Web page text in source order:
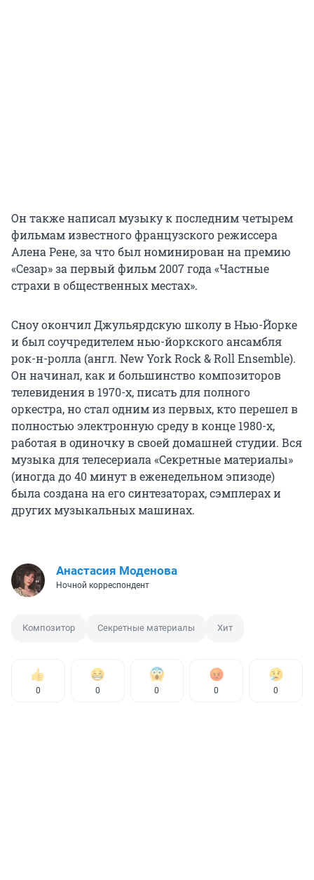
Он также написал музыку к последним четырем
фильмам известного французского режиссера
Алена Рене, за что был номинирован на премию
«Сезар» за первый фильм 2007 года «Частные
страхи в общественных местах».
Сноу окончил Джульярдскую школу в Нью-Йорке
и был соучредителем нью-йоркского ансамбля
рок-н-ролла (англ. New York Rock & Roll Ensemble).
Он начинал, как и большинство композиторов
телевидения в 1970-х, писать для полного
оркестра, но стал одним из первых, кто перешел в
полностью электронную среду в конце 1980-х,
работая в одиночку в своей домашней студии. Вся
музыка для телесериала «Секретные материалы»
(иногда до 40 минут в еженедельном эпизоде)
была создана на его синтезаторах, сэмплерах и
других музыкальных машинах.
Анастасия Моденова
Ночной корреспондент
Композитор Секретные материалы Хит
0 0 0 0 0